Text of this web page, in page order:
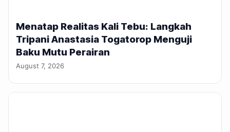
Menatap Realitas Kali Tebu: Langkah
Tripani Anastasia Togatorop Menguji
Baku Mutu Perairan
August 7, 2026